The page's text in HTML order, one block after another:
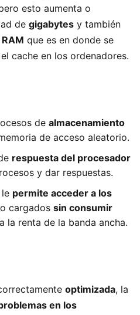
esto aumenta o
de gigabytes y también
RAM que es en donde se
cache en los ordenadores.
de almacenamiento
de acceso aleatorio.
respuesta del procesador
y dar respuestas.
permite acceder a los
cargados sin consumir
la renta de la banda ancha.
optimizada, la
en los